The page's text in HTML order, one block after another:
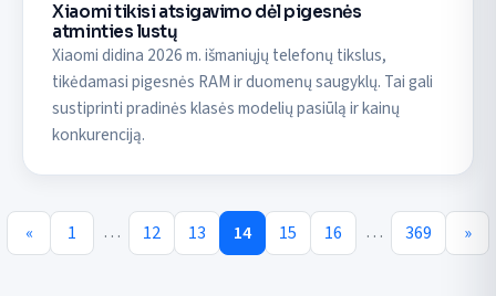
Xiaomi tikisi atsigavimo dėl pigesnės
atminties lustų
Xiaomi didina 2026 m. išmaniųjų telefonų tikslus,
tikėdamasi pigesnės RAM ir duomenų saugyklų. Tai gali
sustiprinti pradinės klasės modelių pasiūlą ir kainų
konkurenciją.
« 1 … 12 13 14 15 16 … 369 »